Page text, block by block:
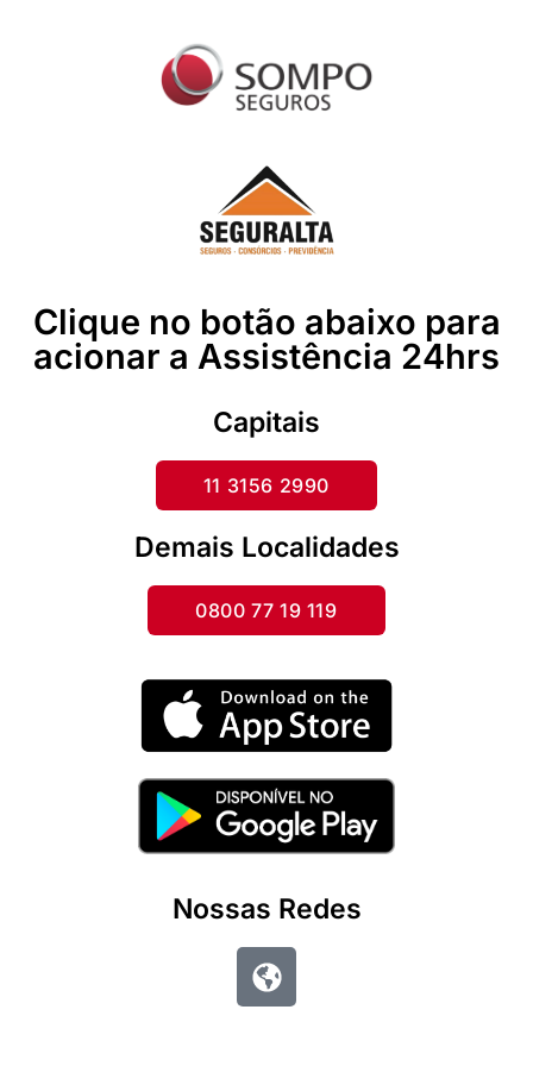
Clique no botão abaixo para
acionar a Assistência 24hrs
Capitais
11 3156 2990
Demais Localidades
0800 77 19 119
Nossas Redes